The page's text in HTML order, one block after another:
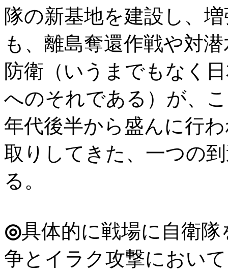
隊の新基地を建設し、
も、離島奪還作戦や対
防衛（いうまでもなく
へのそれである）が、
年代後半から盛んに行
取りしてきた、一つの
る。
◎具体的に戦場に自衛
争とイラク攻撃におい